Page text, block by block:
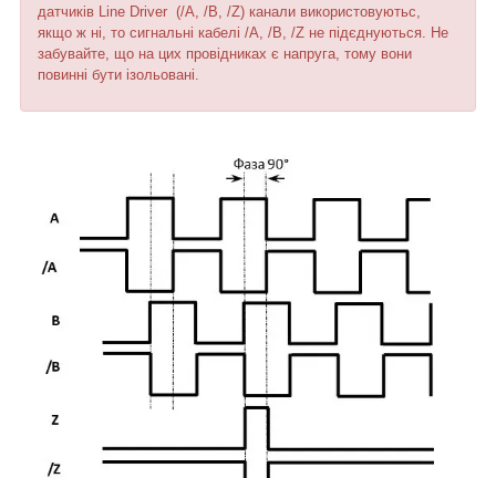
датчиків Line Driver (/A, /B, /Z) канали використовуютьс,
якщо ж ні, то сигнальні кабелі /A, /B, /Z не підєднуються. Не
забувайте, що на цих провідниках є напруга, тому вони
повинні бути ізольовані.